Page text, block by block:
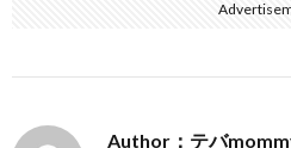
Author：テバ